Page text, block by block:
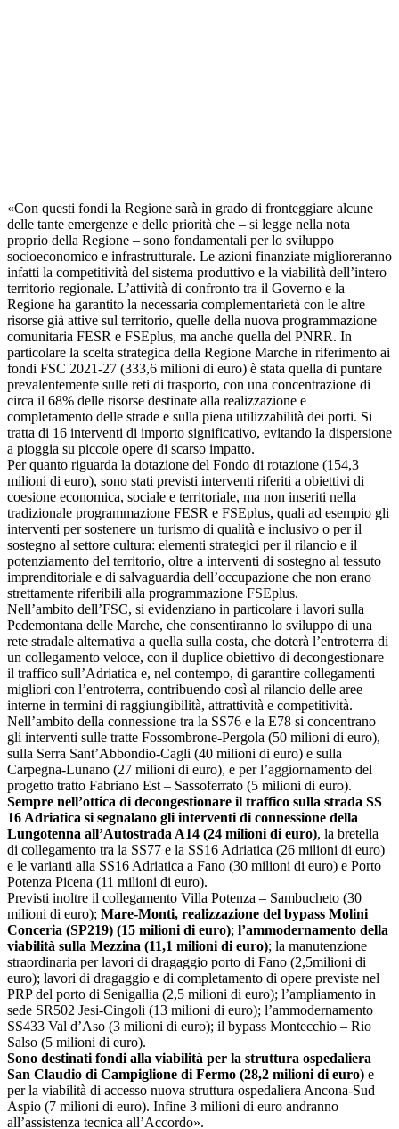
«Con questi fondi la Regione sarà in grado di fronteggiare alcune
delle tante emergenze e delle priorità che – si legge nella nota
proprio della Regione – sono fondamentali per lo sviluppo
socioeconomico e infrastrutturale. Le azioni finanziate miglioreranno
infatti la competitività del sistema produttivo e la viabilità dell’intero
territorio regionale. L’attività di confronto tra il Governo e la
Regione ha garantito la necessaria complementarietà con le altre
risorse già attive sul territorio, quelle della nuova programmazione
comunitaria FESR e FSEplus, ma anche quella del PNRR. In
particolare la scelta strategica della Regione Marche in riferimento ai
fondi FSC 2021-27 (333,6 milioni di euro) è stata quella di puntare
prevalentemente sulle reti di trasporto, con una concentrazione di
circa il 68% delle risorse destinate alla realizzazione e
completamento delle strade e sulla piena utilizzabilità dei porti. Si
tratta di 16 interventi di importo significativo, evitando la dispersione
a pioggia su piccole opere di scarso impatto.
Per quanto riguarda la dotazione del Fondo di rotazione (154,3
milioni di euro), sono stati previsti interventi riferiti a obiettivi di
coesione economica, sociale e territoriale, ma non inseriti nella
tradizionale programmazione FESR e FSEplus, quali ad esempio gli
interventi per sostenere un turismo di qualità e inclusivo o per il
sostegno al settore cultura: elementi strategici per il rilancio e il
potenziamento del territorio, oltre a interventi di sostegno al tessuto
imprenditoriale e di salvaguardia dell’occupazione che non erano
strettamente riferibili alla programmazione FSEplus.
Nell’ambito dell’FSC, si evidenziano in particolare i lavori sulla
Pedemontana delle Marche, che consentiranno lo sviluppo di una
rete stradale alternativa a quella sulla costa, che doterà l’entroterra di
un collegamento veloce, con il duplice obiettivo di decongestionare
il traffico sull’Adriatica e, nel contempo, di garantire collegamenti
migliori con l’entroterra, contribuendo così al rilancio delle aree
interne in termini di raggiungibilità, attrattività e competitività.
Nell’ambito della connessione tra la SS76 e la E78 si concentrano
gli interventi sulle tratte Fossombrone-Pergola (50 milioni di euro),
sulla Serra Sant’Abbondio-Cagli (40 milioni di euro) e sulla
Carpegna-Lunano (27 milioni di euro), e per l’aggiornamento del
progetto tratto Fabriano Est – Sassoferrato (5 milioni di euro).
Sempre nell’ottica di decongestionare il traffico sulla strada SS
16 Adriatica si segnalano gli interventi di connessione della
Lungotenna all’Autostrada A14 (24 milioni di euro), la bretella
di collegamento tra la SS77 e la SS16 Adriatica (26 milioni di euro)
e le varianti alla SS16 Adriatica a Fano (30 milioni di euro) e Porto
Potenza Picena (11 milioni di euro).
Previsti inoltre il collegamento Villa Potenza – Sambucheto (30
milioni di euro); Mare-Monti, realizzazione del bypass Molini
Conceria (SP219) (15 milioni di euro); l’ammodernamento della
viabilità sulla Mezzina (11,1 milioni di euro); la manutenzione
straordinaria per lavori di dragaggio porto di Fano (2,5milioni di
euro); lavori di dragaggio e di completamento di opere previste nel
PRP del porto di Senigallia (2,5 milioni di euro); l’ampliamento in
sede SR502 Jesi-Cingoli (13 milioni di euro); l’ammodernamento
SS433 Val d’Aso (3 milioni di euro); il bypass Montecchio – Rio
Salso (5 milioni di euro).
Sono destinati fondi alla viabilità per la struttura ospedaliera
San Claudio di Campiglione di Fermo (28,2 milioni di euro) e
per la viabilità di accesso nuova struttura ospedaliera Ancona-Sud
Aspio (7 milioni di euro). Infine 3 milioni di euro andranno
all’assistenza tecnica all’Accordo».